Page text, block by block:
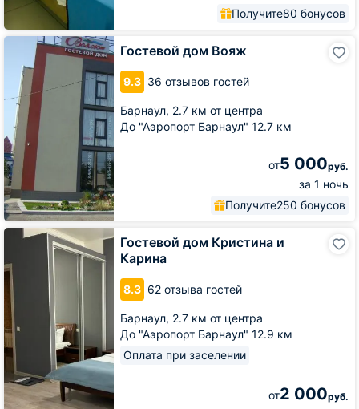
Получите80 бонусов
Гостевой дом Вояж
9.3 36 отзывов гостей
Барнаул, 2.7 км от центра
До "Аэропорт Барнаул" 12.7 км
от5 000руб.
за 1 ночь
Получите250 бонусов
Гостевой
Вояж
Гостевой дом Кристина и
Карина
8.3 62 отзыва гостей
Барнаул, 2.7 км от центра
До "Аэропорт Барнаул" 12.9 км
Оплата при заселении
от2 000руб.
Гостевой
Кристина
Карина